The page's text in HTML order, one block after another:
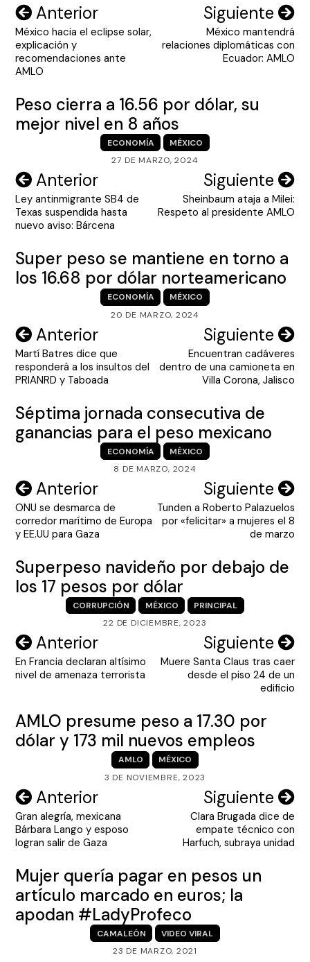
Navegación
de
entradas
Anterior
México hacia el eclipse solar,
explicación y
recomendaciones ante
AMLO
Siguiente
México mantendrá
relaciones diplomáticas con
Ecuador: AMLO
Peso cierra a 16.56 por dólar, su
mejor nivel en 8 años
ECONOMÍA
MÉXICO
27 DE MARZO, 2024
Navegación
de
entradas
Anterior
Ley antinmigrante SB4 de
Texas suspendida hasta
nuevo aviso: Bárcena
Siguiente
Sheinbaum ataja a Milei:
Respeto al presidente AMLO
Super peso se mantiene en torno a
los 16.68 por dólar norteamericano
ECONOMÍA
MÉXICO
20 DE MARZO, 2024
Navegación
de
entradas
Anterior
Martí Batres dice que
responderá a los insultos del
PRIANRD y Taboada
Siguiente
Encuentran cadáveres
dentro de una camioneta en
Villa Corona, Jalisco
Séptima jornada consecutiva de
ganancias para el peso mexicano
ECONOMÍA
MÉXICO
8 DE MARZO, 2024
Navegación
de
entradas
Anterior
ONU se desmarca de
corredor marítimo de Europa
y EE.UU para Gaza
Siguiente
Tunden a Roberto Palazuelos
por «felicitar» a mujeres el 8
de marzo
Superpeso navideño por debajo de
los 17 pesos por dólar
CORRUPCIÓN MÉXICO
PRINCIPAL
22 DE DICIEMBRE, 2023
Navegación
de
Anterior
En Francia declaran altísimo
nivel de amenaza terrorista
Siguiente
Muere Santa Claus tras caer
desde el piso 24 de un
edificio
AMLO presume peso a 17.30 por
dólar y 173 mil nuevos empleos
AMLO
MÉXICO
3 DE NOVIEMBRE, 2023
Navegación
de
entradas
Anterior
Gran alegría, mexicana
Bárbara Lango y esposo
logran salir de Gaza
Siguiente
Clara Brugada dice de
empate técnico con
Harfuch, subraya unidad
Mujer quería pagar en pesos un
artículo marcado en euros; la
apodan #LadyProfeco
CAMALEÓN
VIDEO VIRAL
23 DE MARZO, 2021